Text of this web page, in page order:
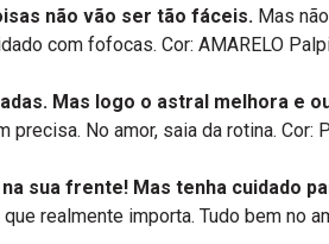
não vão ser tão fáceis. Mas
com fofocas. Cor: AMARELO
Mas logo o astral melhora e
No amor, saia da rotina. Cor:
sua frente! Mas tenha cuidado
realmente importa. Tudo bem no